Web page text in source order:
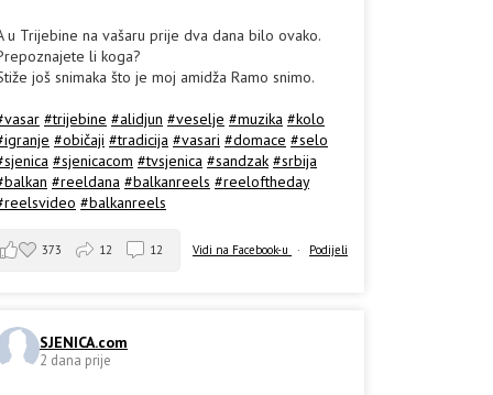
u Trijebine na vašaru prije dva dana bilo ovako.
li koga?
još snimaka što je moj amidža Ramo snimo.
#trijebine #alidjun #veselje #muzika #kolo
#običaji #tradicija #vasari #domace #selo
#sjenicacom #tvsjenica #sandzak #srbija
#reeldana #balkanreels #reeloftheday
#balkanreels
Vidi na Facebook-u · Podijeli
373 12 12
SJENICA.com
2 dana prije